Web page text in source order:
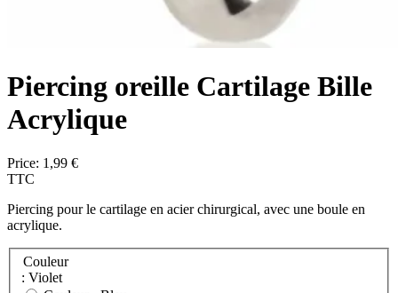
Piercing oreille Cartilage Bille
Acrylique
Price: 1,99 €
TTC
Piercing pour le cartilage en acier chirurgical, avec une boule en
acrylique.
Couleur
: Violet